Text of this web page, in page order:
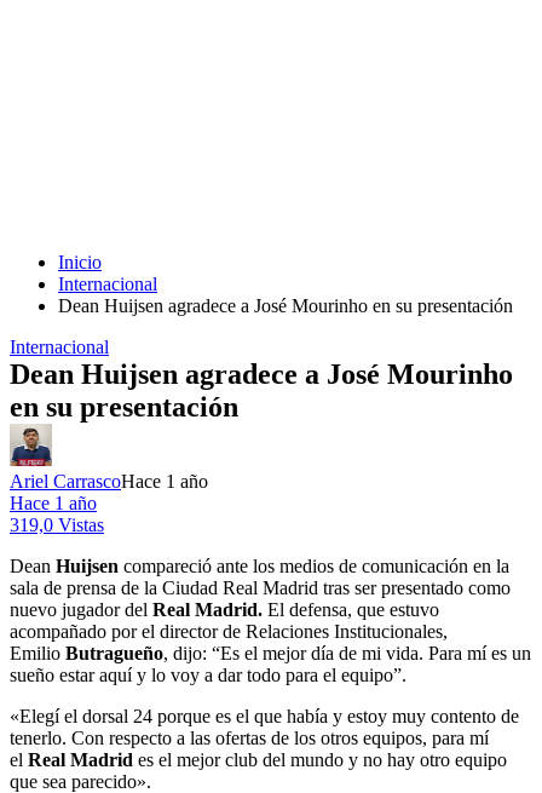
Inicio
Internacional
Dean Huijsen agradece a José Mourinho en su presentación
Internacional
Dean Huijsen agradece a José Mourinho
en su presentación
Ariel CarrascoHace 1 año
Hace 1 año
319,0 Vistas
Dean Huijsen compareció ante los medios de comunicación en la
sala de prensa de la Ciudad Real Madrid tras ser presentado como
nuevo jugador del Real Madrid. El defensa, que estuvo
acompañado por el director de Relaciones Institucionales,
Emilio Butragueño, dijo: “Es el mejor día de mi vida. Para mí es un
sueño estar aquí y lo voy a dar todo para el equipo”.
«Elegí el dorsal 24 porque es el que había y estoy muy contento de
tenerlo. Con respecto a las ofertas de los otros equipos, para mí
el Real Madrid es el mejor club del mundo y no hay otro equipo
que sea parecido».